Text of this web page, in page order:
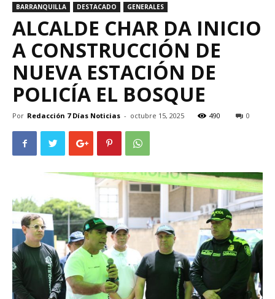
BARRANQUILLA DESTACADO GENERALES
ALCALDE CHAR DA INICIO
A CONSTRUCCIÓN DE
NUEVA ESTACIÓN DE
POLICÍA EL BOSQUE
Por Redacción 7 Días Noticias - octubre 15, 2025 490 0